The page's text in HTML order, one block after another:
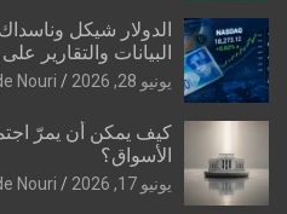
الدولار شيكل
البيانات والتقارير
يونيو 28, 2026 Nouri
كيف يمكن أن يمرّ
الأسواق؟
يونيو 17, 2026 Nouri